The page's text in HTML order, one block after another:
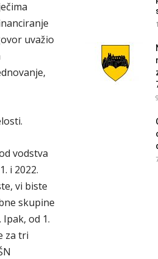
uvažio
vodstva
i 2022.
vi biste
skupine
od 1.
za tri